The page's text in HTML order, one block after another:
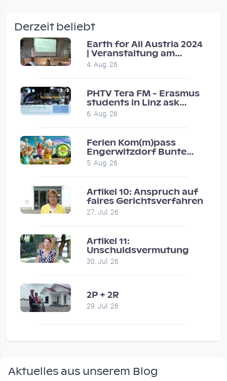
Vor 2 weeks 3 days
Coole Sendung, tolle…
Vor 1 month 2 weeks
Eure Show war super :-)…
Vor 1 month 2 weeks
Derzeit beliebt
Earth for All Austria 2024
| Veranstaltung am
8.7.2024
4. Aug. 26
PHTV Tera FM - Erasmus
students in Linz ask
people on road for
recommendations
6. Aug. 26
Ferien Kom(m)pass
Engerwitzdorf Bunte
Hundestunde
5. Aug. 26
Artikel 10: Anspruch auf
faires Gerichtsverfahren
27. Jul. 26
Artikel 11:
Unschuldsvermutung
30. Jul. 26
2P + 2R
29. Jul. 26
Aktuelles aus unserem Blog